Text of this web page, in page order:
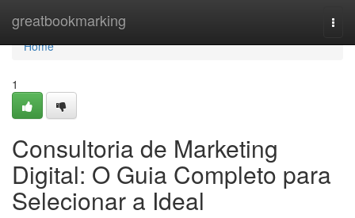
greatbookmarking
Home
Home
1
Consultoria de Marketing
Digital: O Guia Completo para
Selecionar a Ideal